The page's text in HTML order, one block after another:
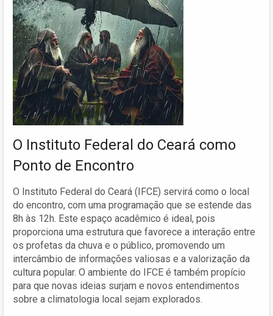
O Instituto Federal do Ceará como
Ponto de Encontro
O Instituto Federal do Ceará (IFCE) servirá como o local
do encontro, com uma programação que se estende das
8h às 12h. Este espaço acadêmico é ideal, pois
proporciona uma estrutura que favorece a interação entre
os profetas da chuva e o público, promovendo um
intercâmbio de informações valiosas e a valorização da
cultura popular. O ambiente do IFCE é também propício
para que novas ideias surjam e novos entendimentos
sobre a climatologia local sejam explorados.